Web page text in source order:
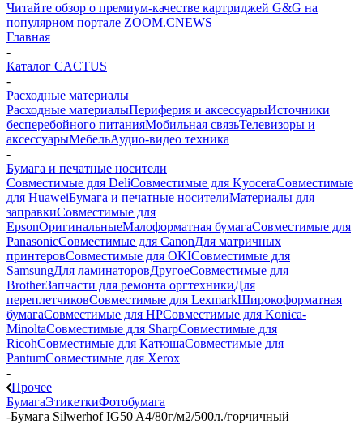
Читайте обзор о премиум-качестве картриджей G&G на
популярном портале ZOOM.CNEWS
Главная
-
Каталог CACTUS
-
Расходные материалы
Расходные материалыПериферия и аксессуарыИсточники
бесперебойного питанияМобильная связьТелевизоры и
аксессуарыМебельАудио-видео техника
-
Бумага и печатные носители
Совместимые для DeliСовместимые для KyoceraСовместимые
для HuaweiБумага и печатные носителиМатериалы для
заправкиСовместимые для
EpsonОригинальныеМалоформатная бумагаСовместимые для
PanasonicСовместимые для CanonДля матричных
принтеровСовместимые для OKIСовместимые для
SamsungДля ламинаторовДругоеСовместимые для
BrotherЗапчасти для ремонта оргтехникиДля
переплетчиковСовместимые для LexmarkШирокоформатная
бумагаСовместимые для HPСовместимые для Konica-
MinoltaСовместимые для SharpСовместимые для
RicohСовместимые для КатюшаСовместимые для
PantumСовместимые для Xerox
-
Прочее
БумагаЭтикеткиФотобумага
-Бумага Silwerhof IG50 A4/80г/м2/500л./горчичный